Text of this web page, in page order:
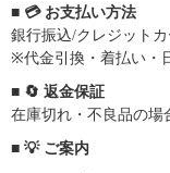
■ 💳 お支払い方法
銀行振込/クレジットカ
※代金引換・着払い・
■ 🔄 返金保証
在庫切れ・不良品の場
■ 💡 ご案内